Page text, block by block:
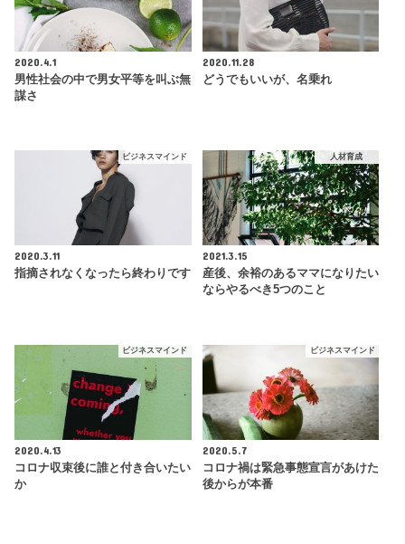
2020.4.1
男性社会の中で男女平等を叫ぶ無
謀さ
2020.11.28
どうでもいいが、名乗れ
ビジネスマインド
2020.3.11
指摘されなくなったら終わりです
人材育成
2021.3.15
産後、余裕のあるママになりたい
ならやるべき5つのこと
ビジネスマインド
2020.4.13
コロナ収束後に誰と付き合いたい
か
ビジネスマインド
2020.5.7
コロナ禍は緊急事態宣言があけた
後からが本番